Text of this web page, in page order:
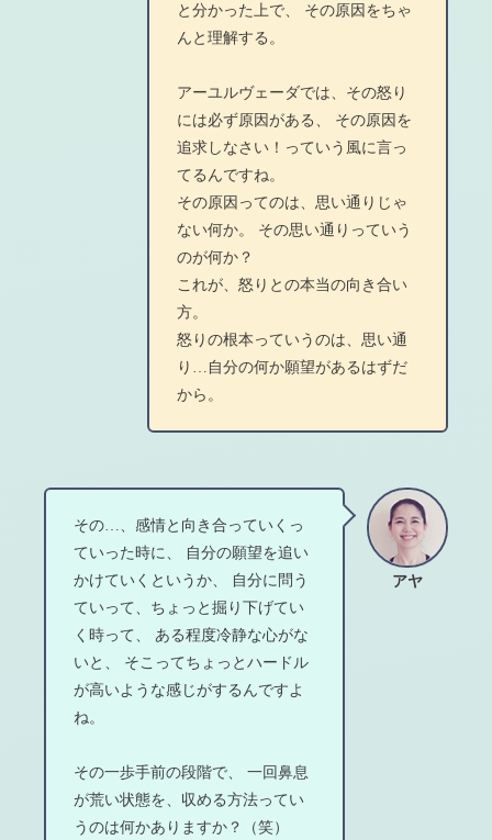
と分かった上で、 その原因をちゃ
んと理解する。
アーユルヴェーダでは、その怒り
には必ず原因がある、 その原因を
追求しなさい！っていう風に言っ
てるんですね。
その原因ってのは、思い通りじゃ
ない何か。 その思い通りっていう
のが何か？
これが、怒りとの本当の向き合い
方。
怒りの根本っていうのは、思い通
り…自分の何か願望があるはずだ
から。
アヤ
その…、感情と向き合っていくっ
ていった時に、 自分の願望を追い
かけていくというか、 自分に問う
ていって、ちょっと掘り下げてい
く時って、 ある程度冷静な心がな
いと、 そこってちょっとハードル
が高いような感じがするんですよ
ね。
その一歩手前の段階で、 一回鼻息
が荒い状態を、収める方法ってい
うのは何かありますか？（笑）